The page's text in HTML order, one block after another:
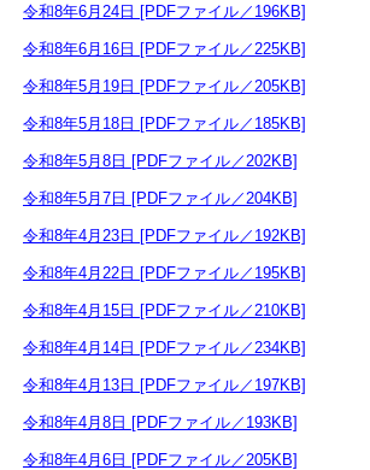
令和8年6月24日 [PDFファイル／196KB]
令和8年6月16日 [PDFファイル／225KB]
令和8年5月19日 [PDFファイル／205KB]
令和8年5月18日 [PDFファイル／185KB]
令和8年5月8日 [PDFファイル／202KB]
令和8年5月7日 [PDFファイル／204KB]
令和8年4月23日 [PDFファイル／192KB]
令和8年4月22日 [PDFファイル／195KB]
令和8年4月15日 [PDFファイル／210KB]
令和8年4月14日 [PDFファイル／234KB]
令和8年4月13日 [PDFファイル／197KB]
令和8年4月8日 [PDFファイル／193KB]
令和8年4月6日 [PDFファイル／205KB]